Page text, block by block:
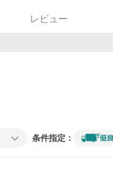
レビュー
条件指定：